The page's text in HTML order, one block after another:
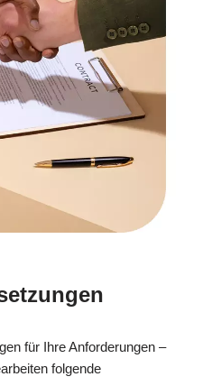
für Ihre Anforderungen –
folgende